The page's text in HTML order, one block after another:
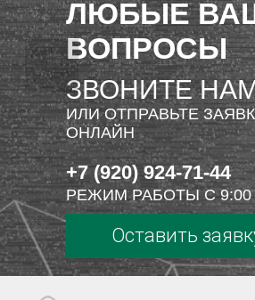
ЛЮБЫЕ
ВОПРОСЫ
ЗВОНИТЕ
ИЛИ ОТПРАВЬТЕ
ОНЛАЙН
+7 (920) 924-71-44
РЕЖИМ РАБОТЫ С 9:00
Оставить